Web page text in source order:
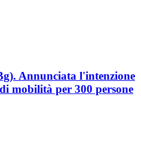
Annunciata l'intenzione
mobilità per 300 persone